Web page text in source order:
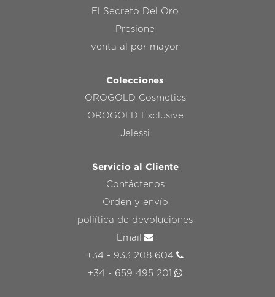
El Secreto Del Oro
Presione
venta al por mayor
Colecciones
OROGOLD Cosmetics
OROGOLD Exclusive
Jelessi
Servicio al Cliente
Contáctenos
Orden y envío
poliítica de devoluciones
Email
+34 - 933 208 604
+34 - 659 495 201